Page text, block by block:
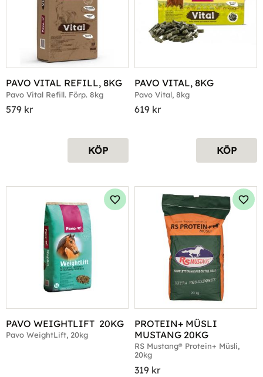
PAVO VITAL REFILL, 8KG
Pavo Vital Refill. Förp. 8kg
579 kr
KÖP
PAVO VITAL, 8KG
Pavo Vital, 8kg
619 kr
KÖP
PAVO WEIGHTLIFT  20KG
Pavo WeightLift, 20kg
Lägg till i favoriter
PROTEIN+ MÜSLI
MUSTANG 20KG
RS Mustang® Protein+ Müsli,
20kg
319 kr